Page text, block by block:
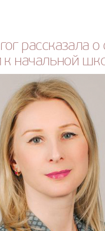
рассказала
к начальной